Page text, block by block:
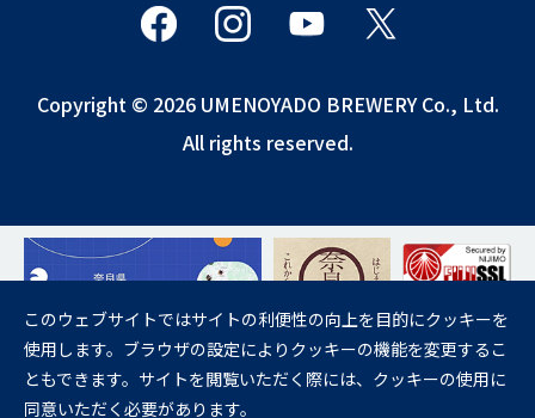
Copyright © 2026 UMENOYADO BREWERY Co., Ltd.
All rights reserved.
飲酒は20歳になってから。
妊娠中や授乳期の飲酒は、胎児・乳児の発育に悪影響を与えるおそれが
あります。
このウェブサイトではサイトの利便性の向上を目的にクッキーを
使用します。ブラウザの設定によりクッキーの機能を変更するこ
ともできます。サイトを閲覧いただく際には、クッキーの使用に
同意いただく必要があります。